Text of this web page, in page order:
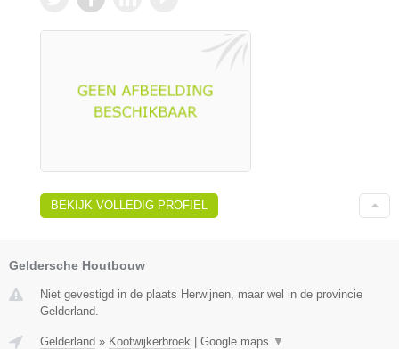
BEKIJK VOLLEDIG PROFIEL
Geldersche Houtbouw
Niet gevestigd in de plaats Herwijnen, maar wel in de provincie
Gelderland.
Gelderland » Kootwijkerbroek | Google maps ▼